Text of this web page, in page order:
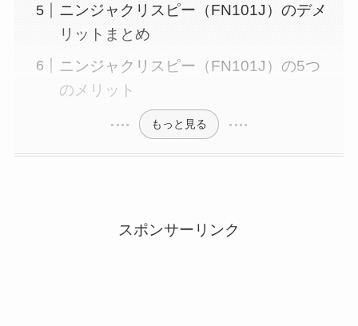
ニンジャクリスピー（FN101J）のデメ
リットまとめ
ニンジャクリスピー（FN101J）の5つ
のメリット
もっと見る
スポンサーリンク